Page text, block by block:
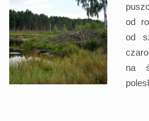
od
od
na